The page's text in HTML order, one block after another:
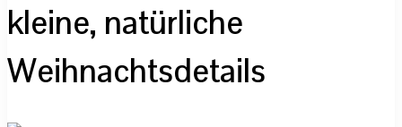
kleine, natürliche
Weihnachtsdetails